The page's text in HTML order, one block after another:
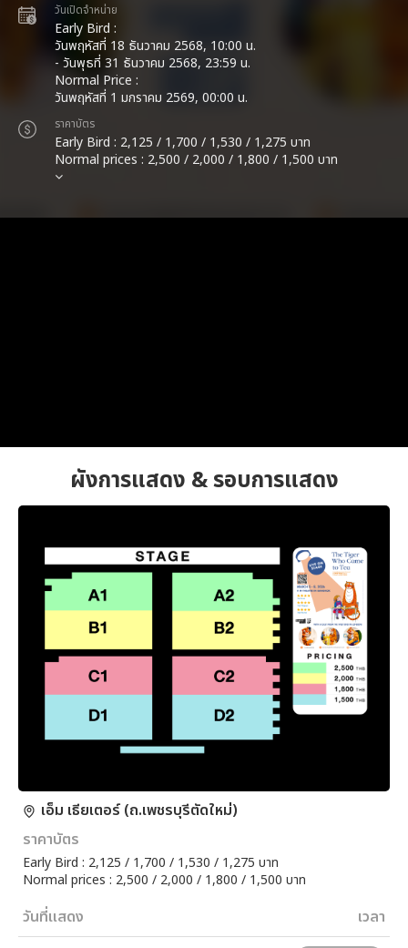
วันเปิดจำหน่าย
Early Bird :
วันพฤหัสที่ 18 ธันวาคม 2568, 10:00 น.
- วันพุธที่ 31 ธันวาคม 2568, 23:59 น.
Normal Price :
วันพฤหัสที่ 1 มกราคม 2569, 00:00 น.
ราคาบัตร
Early Bird : 2,125 / 1,700 / 1,530 / 1,275 บาท
Normal prices : 2,500 / 2,000 / 1,800 / 1,500 บาท
ผังการแสดง & รอบการแสดง
เอ็ม เธียเตอร์ (ถ.เพชรบุรีตัดใหม่)
ราคาบัตร
Early Bird : 2,125 / 1,700 / 1,530 / 1,275 บาท
Normal prices : 2,500 / 2,000 / 1,800 / 1,500 บาท
วันที่แสดง เวลา